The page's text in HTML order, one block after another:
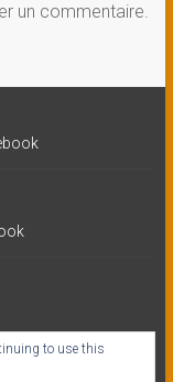
un commentaire.
to use this